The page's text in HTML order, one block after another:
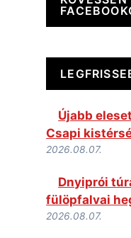
Újabb
Csapi
2026.08.07.
Dnyiprói
fülöpfalvai
2026.08.07.